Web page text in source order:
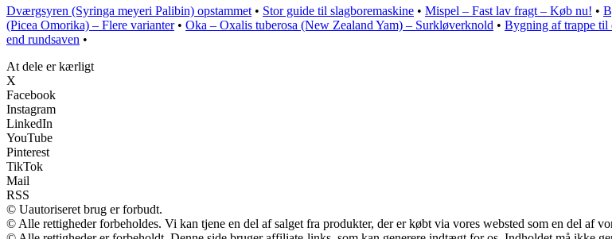
Dværgsyren (Syringa meyeri Palibin) opstammet• Stor guide til slagboremaskine • Mispel – Fast lav fragt – Køb nu! •
(Picea Omorika) – Flere varianter• Oka – Oxalis tuberosa (New Zealand Yam) – Surkløverknold • Bygning af trappe til
end rundsaven •
At dele er kærligt
X
Facebook
Instagram
LinkedIn
YouTube
Pinterest
TikTok
Mail
RSS
© Uautoriseret brug er forbudt.
© Alle rettigheder forbeholdes. Vi kan tjene en del af salget fra produkter, der er købt via vores websted som en del af